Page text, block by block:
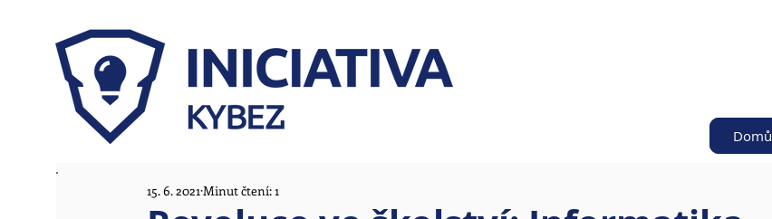
Domů
15. 6. 2021Minut čtení: 1